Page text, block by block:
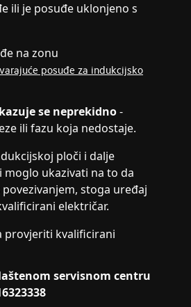
ili je posuđe uklonjeno s
na zonu
posuđe za indukcijsko
se neprekidno-
ili fazu koja nedostaje.
ploči i dalje
moglo ukazivati na to da
stoga uređaj
električar.
provjeriti kvalificirani
servisnom centru